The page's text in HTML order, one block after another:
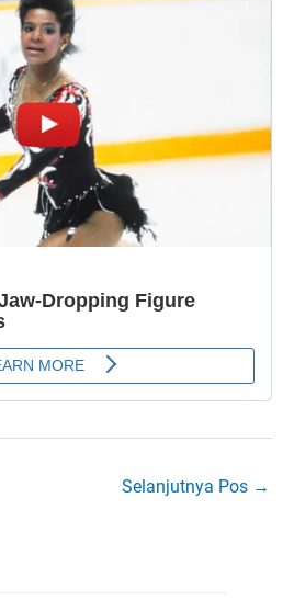
Selanjutnya Pos →